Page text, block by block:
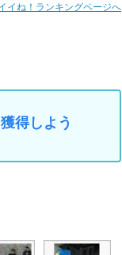
イね！ランキングページへ
得しよう